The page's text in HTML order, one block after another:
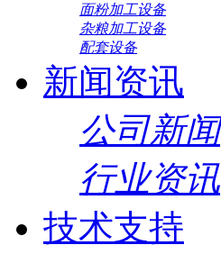
面粉加工设备
杂粮加工设备
配套设备
新闻资讯
公司新闻
行业资讯
技术支持